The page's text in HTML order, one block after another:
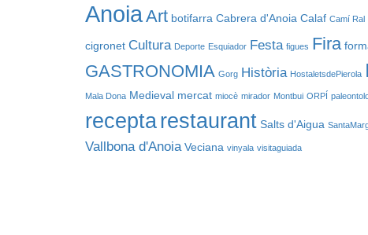
AnoiaArt botifarra Cabrera d'Anoia Calaf Camí Ral
cigronet Cultura Deporte Esquiador Festa figues Fira
GASTRONOMIA Gorg Història HostaletsdePierola
Mala Dona Medieval mercat miocè mirador Montbui ORPÍ
receptarestaurant Salts d'Aigua
Vallbona d'Anoia Veciana vinyala visitaguiada